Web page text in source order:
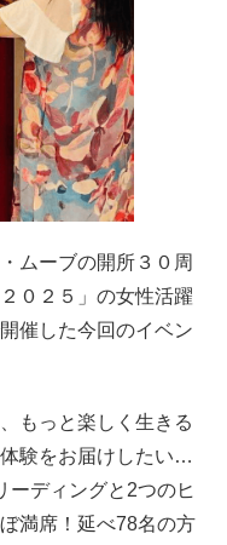
ムーブの開所３０周
０２５」の女性活躍
催した今回のイベン
もっと楽しく生きる
験をお届けしたい…
ーディングと2つのヒ
満席！延べ78名の方